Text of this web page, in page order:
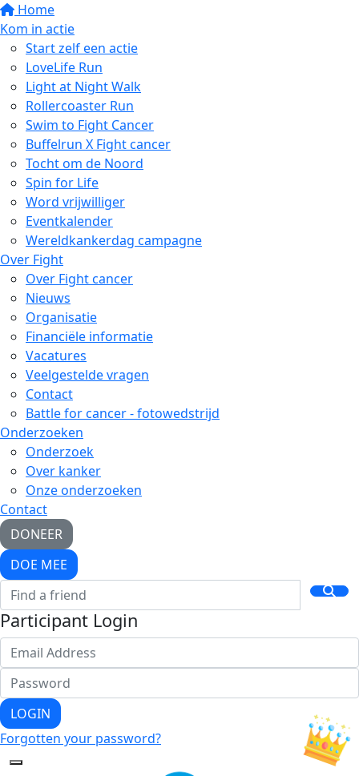
Home
Kom in actie
Start zelf een actie
LoveLife Run
Light at Night Walk
Rollercoaster Run
Swim to Fight Cancer
Buffelrun X Fight cancer
Tocht om de Noord
Spin for Life
Word vrijwilliger
Eventkalender
Wereldkankerdag campagne
Over Fight
Over Fight cancer
Nieuws
Organisatie
Financiële informatie
Vacatures
Veelgestelde vragen
Contact
Battle for cancer - fotowedstrijd
Onderzoeken
Onderzoek
Over kanker
Onze onderzoeken
Contact
DONEER
DOE MEE
Participant Login
LOGIN
Forgotten your password?